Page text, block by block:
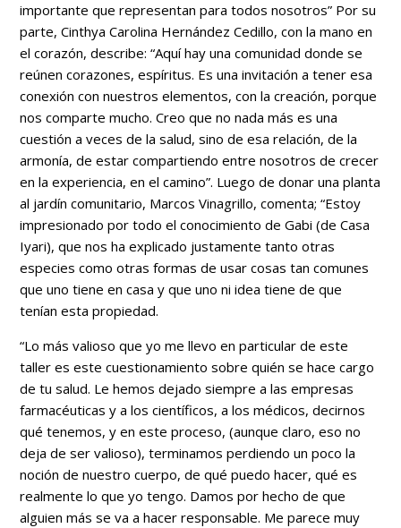
importante que representan para todos nosotros” Por su
parte, Cinthya Carolina Hernández Cedillo, con la mano en
el corazón, describe: “Aquí hay una comunidad donde se
reúnen corazones, espíritus. Es una invitación a tener esa
conexión con nuestros elementos, con la creación, porque
nos comparte mucho. Creo que no nada más es una
cuestión a veces de la salud, sino de esa relación, de la
armonía, de estar compartiendo entre nosotros de crecer
en la experiencia, en el camino”. Luego de donar una planta
al jardín comunitario, Marcos Vinagrillo, comenta; “Estoy
impresionado por todo el conocimiento de Gabi (de Casa
Iyari), que nos ha explicado justamente tanto otras
especies como otras formas de usar cosas tan comunes
que uno tiene en casa y que uno ni idea tiene de que
tenían esta propiedad.
“Lo más valioso que yo me llevo en particular de este
taller es este cuestionamiento sobre quién se hace cargo
de tu salud. Le hemos dejado siempre a las empresas
farmacéuticas y a los científicos, a los médicos, decirnos
qué tenemos, y en este proceso, (aunque claro, eso no
deja de ser valioso), terminamos perdiendo un poco la
noción de nuestro cuerpo, de qué puedo hacer, qué es
realmente lo que yo tengo. Damos por hecho de que
alguien más se va a hacer responsable. Me parece muy